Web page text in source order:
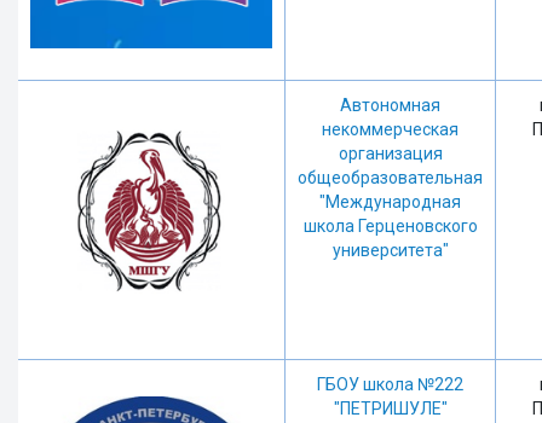
Автономная
некоммерческая
организация
общеобразовательная
"Международная
школа Герценовского
университета"
ГБОУ школа №222
"ПЕТРИШУЛЕ"